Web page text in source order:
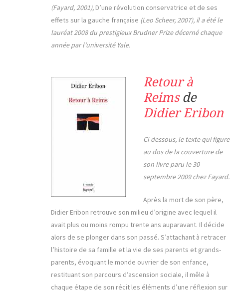
(Fayard, 2001), D’une révolution conservatrice et de ses
effets sur la gauche française (Leo Scheer, 2007), il a été le
lauréat 2008 du prestigieux Brudner Prize décerné chaque
année par l’université Yale.
Retour à
Reimsde
Didier Eribon
Ci-dessous, le texte qui figure
au dos de la couverture de
son livre paru le 30
septembre 2009 chez Fayard.
Après la mort de son père,
Didier Eribon retrouve son milieu d’origine avec lequel il
avait plus ou moins rompu trente ans auparavant. Il décide
alors de se plonger dans son passé. S’attachant à retracer
l’histoire de sa famille et la vie de ses parents et grands-
parents, évoquant le monde ouvrier de son enfance,
restituant son parcours d’ascension sociale, il mêle à
chaque étape de son récit les éléments d’une réflexion sur